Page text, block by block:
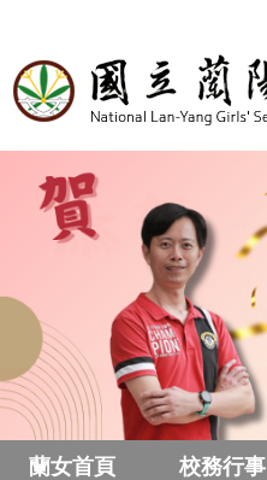
蘭女首頁 校務行事